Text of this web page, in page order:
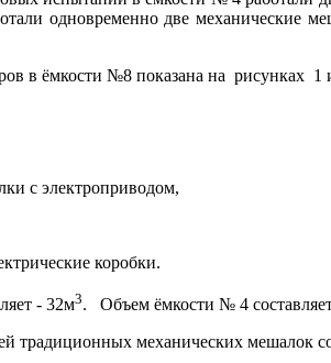
одновременно две механические
в ёмкости №8 показана на рисунках 1
электроприводом,
коробки.
- 32м3. Объем ёмкости № 4
традиционных механических мешалок